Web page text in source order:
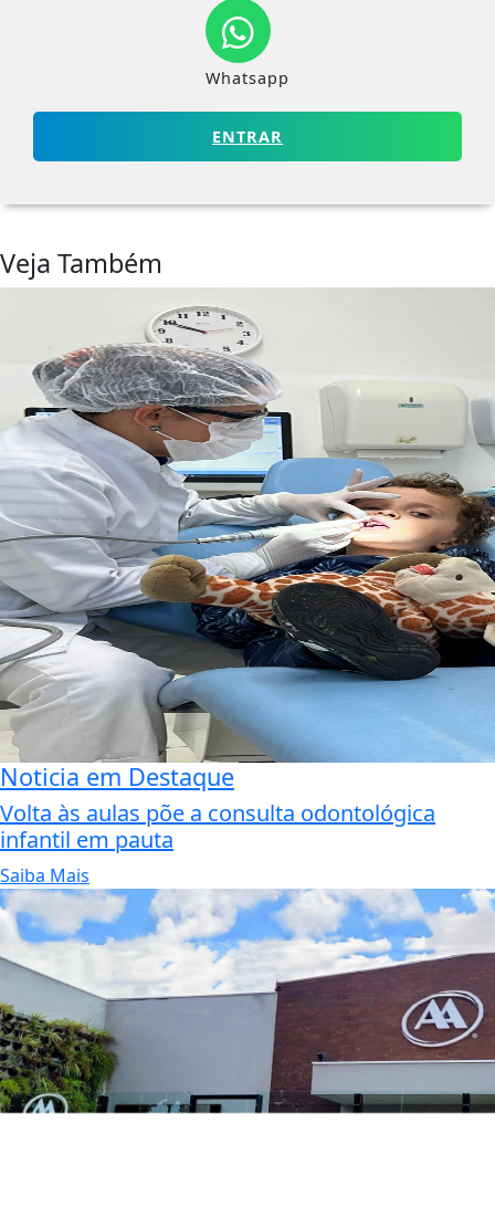
Whatsapp
ENTRAR
Veja Também
Noticia em Destaque
Volta às aulas põe a consulta odontológica
infantil em pauta
Saiba Mais